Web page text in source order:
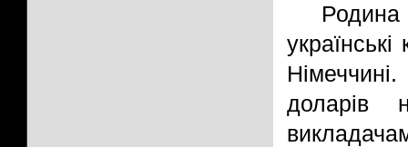
доларів